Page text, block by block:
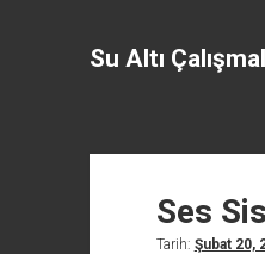
Su Altı
Ses
Tarih: Şubat 20,